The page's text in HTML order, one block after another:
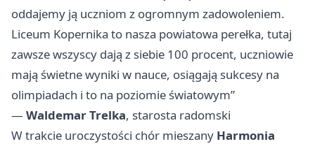
oddajemy ją uczniom z ogromnym zadowoleniem.
Liceum Kopernika to nasza powiatowa perełka, tutaj
zawsze wszyscy dają z siebie 100 procent, uczniowie
mają świetne wyniki w nauce, osiągają sukcesy na
olimpiadach i to na poziomie światowym”
— Waldemar Trelka, starosta radomski
W trakcie uroczystości chór mieszany Harmonia